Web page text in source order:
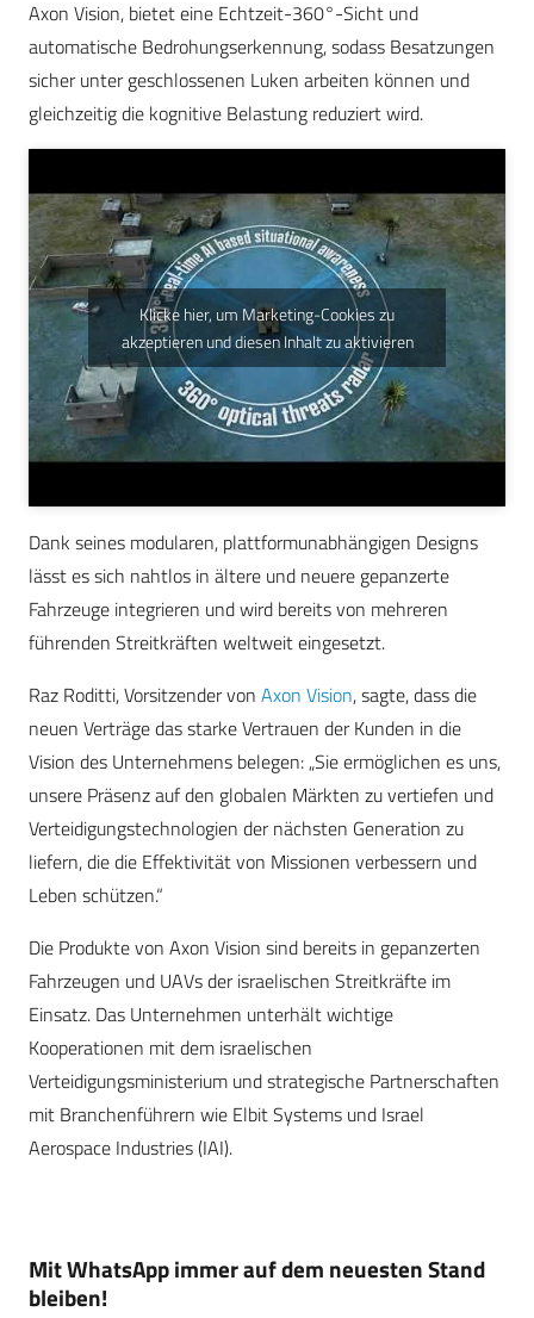
Axon Vision, bietet eine Echtzeit-360°-Sicht und
automatische Bedrohungserkennung, sodass Besatzungen
sicher unter geschlossenen Luken arbeiten können und
gleichzeitig die kognitive Belastung reduziert wird.
Klicke hier, um Marketing-Cookies zu
akzeptieren und diesen Inhalt zu aktivieren
Dank seines modularen, plattformunabhängigen Designs
lässt es sich nahtlos in ältere und neuere gepanzerte
Fahrzeuge integrieren und wird bereits von mehreren
führenden Streitkräften weltweit eingesetzt.
Raz Roditti, Vorsitzender von Axon Vision, sagte, dass die
neuen Verträge das starke Vertrauen der Kunden in die
Vision des Unternehmens belegen: „Sie ermöglichen es uns,
unsere Präsenz auf den globalen Märkten zu vertiefen und
Verteidigungstechnologien der nächsten Generation zu
liefern, die die Effektivität von Missionen verbessern und
Leben schützen.“
Die Produkte von Axon Vision sind bereits in gepanzerten
Fahrzeugen und UAVs der israelischen Streitkräfte im
Einsatz. Das Unternehmen unterhält wichtige
Kooperationen mit dem israelischen
Verteidigungsministerium und strategische Partnerschaften
mit Branchenführern wie Elbit Systems und Israel
Aerospace Industries (IAI).
Mit WhatsApp immer auf dem neuesten Stand
bleiben!